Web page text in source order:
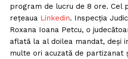
program de lucru de 8 ore. Cel
rețeaua Linkedin. Inspecția
Roxana Ioana Petcu, o
aflată la al doilea mandat, deși
multe ori acuzată de partizanat